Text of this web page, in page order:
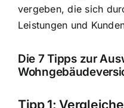
vergeben, die sich
Leistungen und
Die 7 Tipps zur
Tipp 1: